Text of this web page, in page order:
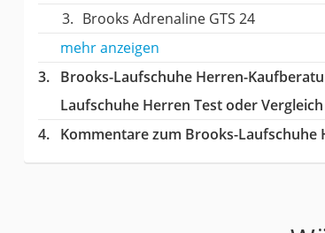
Brooks Adrenaline GTS 24
mehr anzeigen
Brooks-Laufschuhe Herren-
Laufschuhe Herren Test oder Vergleich
Kommentare zum Brooks-Laufschuhe